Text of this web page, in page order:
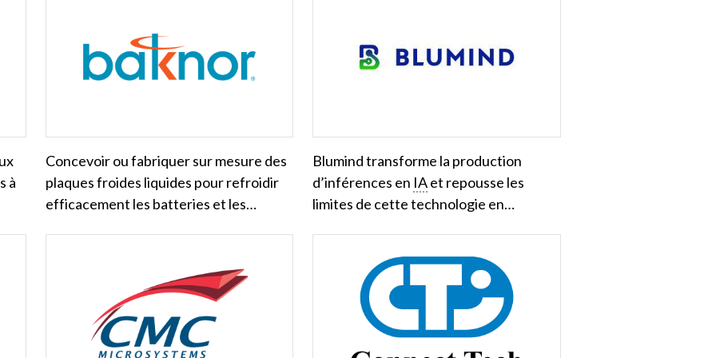
à
Concevoir ou fabriquer sur mesure des
plaques froides liquides pour refroidir
efficacement les batteries et les…
Blumind transforme la production
d’inférences en IAet repousse les
limites de cette technologie en…